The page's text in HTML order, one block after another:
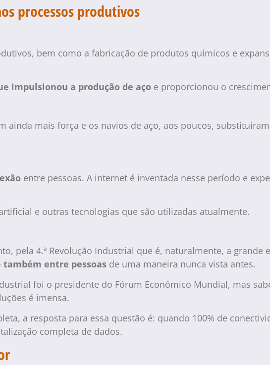
processos produtivos
bem como a fabricação de produtos químicos e
impulsionou a produção de aço e proporcionou o
mais força e os navios de aço, aos poucos,
entre pessoas. A internet é inventada nesse período e
e outras tecnologias que são utilizadas atualmente.
pela 4.ª Revolução Industrial que é, naturalmente, a grande
entre pessoas de uma maneira nunca vista antes.
foi o presidente do Fórum Econômico Mundial, mas
é imensa.
a resposta para essa questão é: quando 100% de
completa de dados.